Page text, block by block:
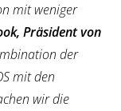
mit weniger
Präsident von
der
mit den
wir die